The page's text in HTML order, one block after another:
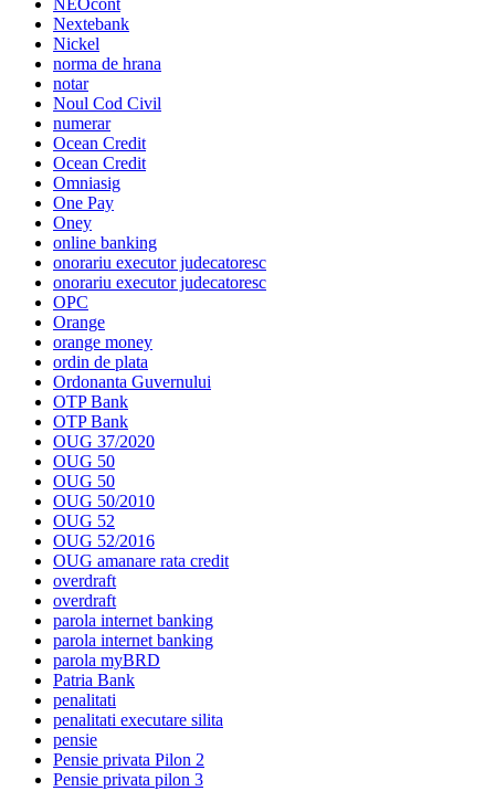
NEOcont
Nextebank
Nickel
norma de hrana
notar
Noul Cod Civil
numerar
Ocean Credit
Ocean Credit
Omniasig
One Pay
Oney
online banking
onorariu executor judecatoresc
onorariu executor judecatoresc
OPC
Orange
orange money
ordin de plata
Ordonanta Guvernului
OTP Bank
OTP Bank
OUG 37/2020
OUG 50
OUG 50
OUG 50/2010
OUG 52
OUG 52/2016
OUG amanare rata credit
overdraft
overdraft
parola internet banking
parola internet banking
parola myBRD
Patria Bank
penalitati
penalitati executare silita
pensie
Pensie privata Pilon 2
Pensie privata pilon 3